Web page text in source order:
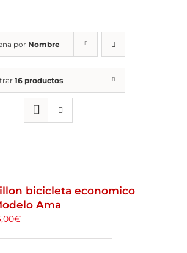
ALQUILER DE BICICLETAS
OPINIONES
por Nombre
16 productos
bicicleta economico
Ama
€